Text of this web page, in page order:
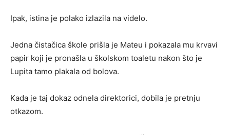
Ipak, istina je polako izlazila na videlo.
Jedna čistačica škole prišla je Mateu i pokazala mu krvavi
papir koji je pronašla u školskom toaletu nakon što je
Lupita tamo plakala od bolova.
Kada je taj dokaz odnela direktorici, dobila je pretnju
otkazom.